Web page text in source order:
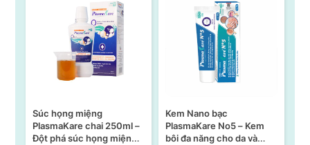
Súc họng miệng
PlasmaKare chai 250ml –
Đột phá súc họng miệng
Kem Nano bạc
PlasmaKare No5 – Kem
bôi đa năng cho da và